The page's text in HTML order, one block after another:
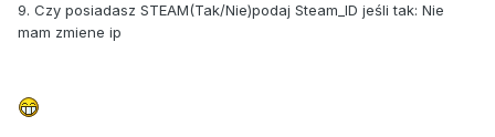
9. Czy posiadasz STEAM(Tak/Nie)podaj Steam_ID jeśli tak: Nie
mam zmiene ip